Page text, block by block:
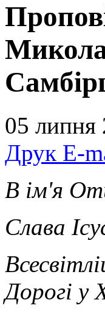
05 липня
Друк E-
В ім'я
Слава
Дорогі у